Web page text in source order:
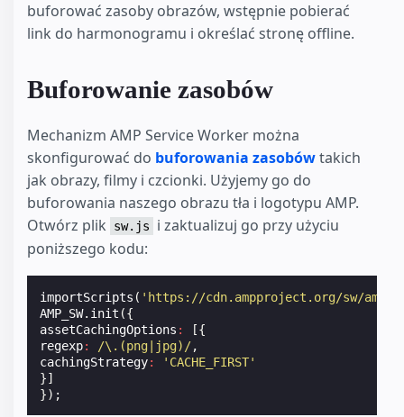
buforować zasoby obrazów, wstępnie pobierać
link do harmonogramu i określać stronę offline.
Buforowanie zasobów
Mechanizm AMP Service Worker można
skonfigurować do buforowania zasobówtakich
jak obrazy, filmy i czcionki. Użyjemy go do
buforowania naszego obrazu tła i logotypu AMP.
Otwórz plik
sw.js
i zaktualizuj go przy użyciu
poniższego kodu:
importScripts ( 'https://cdn.ampproject.org/sw/amp-
AMP_SW. init ({
assetCachingOptions :
[{
regexp: /\.(png|jpg)/,
cachingStrategy:
'CACHE_FIRST'
}]
});